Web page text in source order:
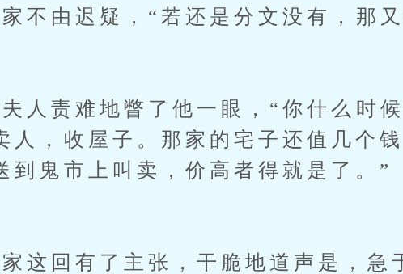
由迟疑，“若还是分文没有，那又
责难地瞥了他一眼，“你什么时候
人，收屋子。那家的宅子还值几个
到鬼市上叫卖，价高者得就是了。”
回有了主张，干脆地道声是，急